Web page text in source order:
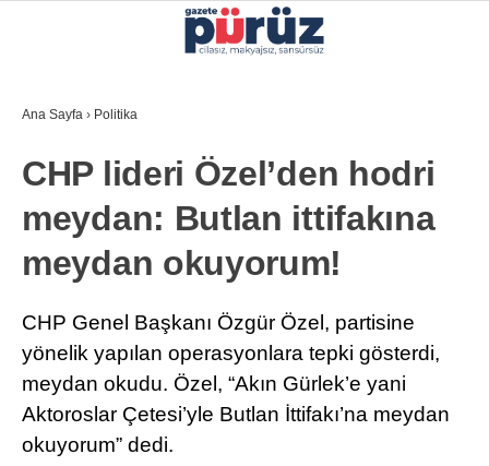
31.3
YEREL YÖNETIMLER
GÜNCEL
EKONOMI
SAĞLIK
KÜLTÜR-SANAT
SPOR
Ana Sayfa › Politika
CHP lideri Özel’den hodri
meydan: Butlan ittifakına
meydan okuyorum!
CHP Genel Başkanı Özgür Özel, partisine
yönelik yapılan operasyonlara tepki gösterdi,
meydan okudu. Özel, “Akın Gürlek’e yani
Aktoroslar Çetesi’yle Butlan İttifakı’na meydan
okuyorum” dedi.